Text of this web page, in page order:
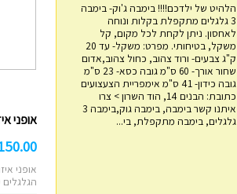
מגדל
הלהיט של ילדכם!!!! בימבה ג'וק- בימבה
3 גלגלים מתקפלת בקלות ונוחה
לאחסון. ניתן לקחת לכל מקום, קל
משקל, בטיחותי. מפרט: משקל- עד 20
ק"ג צבעים- ורוד צהוב, כחול צהוב,אדום
שחור אורך- 60 ס"מ גובה כסא- 23 ס"מ
גובה כידון- 41 ס"מ אימפריית הצעצועים
כתובת: הבנים 14, הוד השרון > צרו
איתנו קשר בימבה, בימבה גוק,בימבה 3
גלגלים, בימבה מתקפלת, בי...
אופני
הגלגלים 30 ס"מ אופני איזון א...